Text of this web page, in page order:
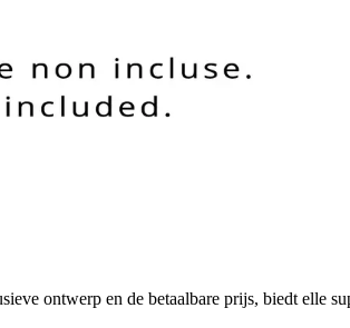
ontwerp en de betaalbare prijs, biedt elle